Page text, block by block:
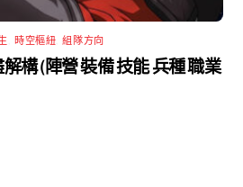
,時空樞紐 ,組隊方向
構 (陣營 裝備 技能 兵種 職業